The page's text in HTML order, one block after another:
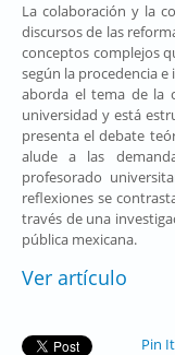
La colaboración y la
discursos de las
conceptos complejos
según la procedencia
aborda el tema de la
universidad y está
presenta el debate
alude a las
profesorado
reflexiones se
través de una
pública mexicana.
Ver artículo
Pin It